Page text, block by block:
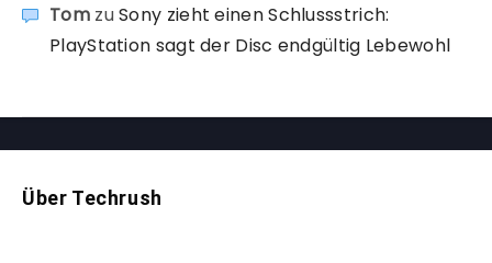
TomzuSony zieht einen Schlussstrich:
PlayStation sagt der Disc endgültig Lebewohl
Über Techrush